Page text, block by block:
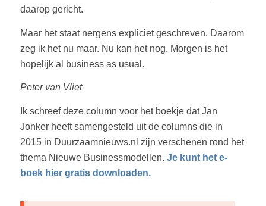
daarop gericht.
Maar het staat nergens expliciet geschreven. Daarom
zeg ik het nu maar. Nu kan het nog. Morgen is het
hopelijk al business as usual.
Peter van Vliet
Ik schreef deze column voor het boekje dat Jan
Jonker heeft samengesteld uit de columns die in
2015 in Duurzaamnieuws.nl zijn verschenen rond het
thema Nieuwe Businessmodellen. Je kunt het e-
boek hier gratis downloaden.